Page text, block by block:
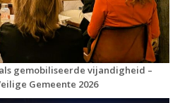
gemobiliseerde vijandigheid –
Gemeente 2026